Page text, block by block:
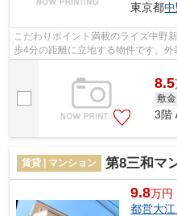
東京都
こだわりポイント満載のライズ中野
歩4分の距離に立地する物件です。
8.5
敷金
3階
賃貸 | マンション 第8三和マ
9.8万円
都営大